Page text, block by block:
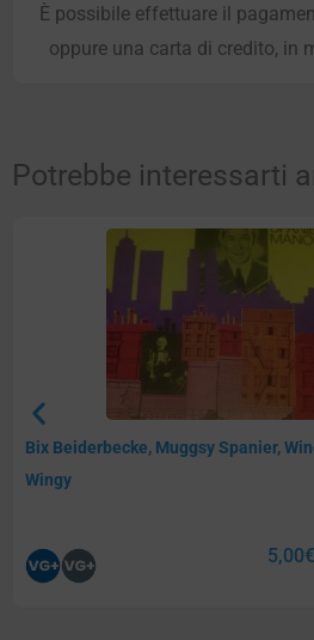
È possibile effettuare il
oppure una carta di credito, in
Potrebbe interessarti
Bix Beiderbecke, Muggsy Spanier,
Wingy
5,00€